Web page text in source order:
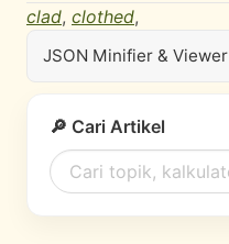
clad, clothed,
JSON Minifier & Viewer
🔎 Cari Artikel